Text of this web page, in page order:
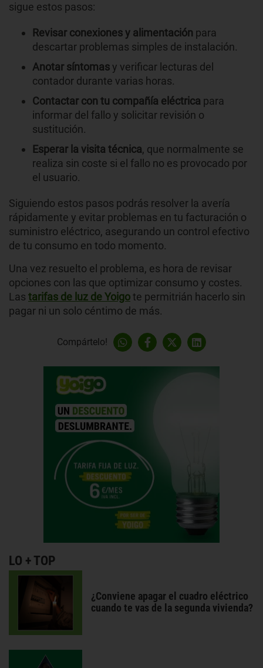
sigue estos pasos:
Revisar conexiones y alimentación para
descartar problemas simples de instalación.
Anotar síntomasy verificar lecturas del
contador durante varias horas.
Contactar con tu compañía eléctrica para
informar del fallo y solicitar revisión o
sustitución.
Esperar la visita técnica, que normalmente se
realiza sin coste si el fallo no es provocado por
el usuario.
Siguiendo estos pasos podrás resolver la avería
rápidamente y evitar problemas en tu facturación o
suministro eléctrico, asegurando un control efectivo
de tu consumo en todo momento.
Una vez resuelto el problema, es hora de revisar
opciones con las que optimizar consumo y costes.
Las tarifas de luz de Yoigote permitrián hacerlo sin
pagar ni un solo céntimo de más.
Compártelo!
LO + TOP
¿Conviene apagar el cuadro eléctrico
cuando te vas de la segunda vivienda?